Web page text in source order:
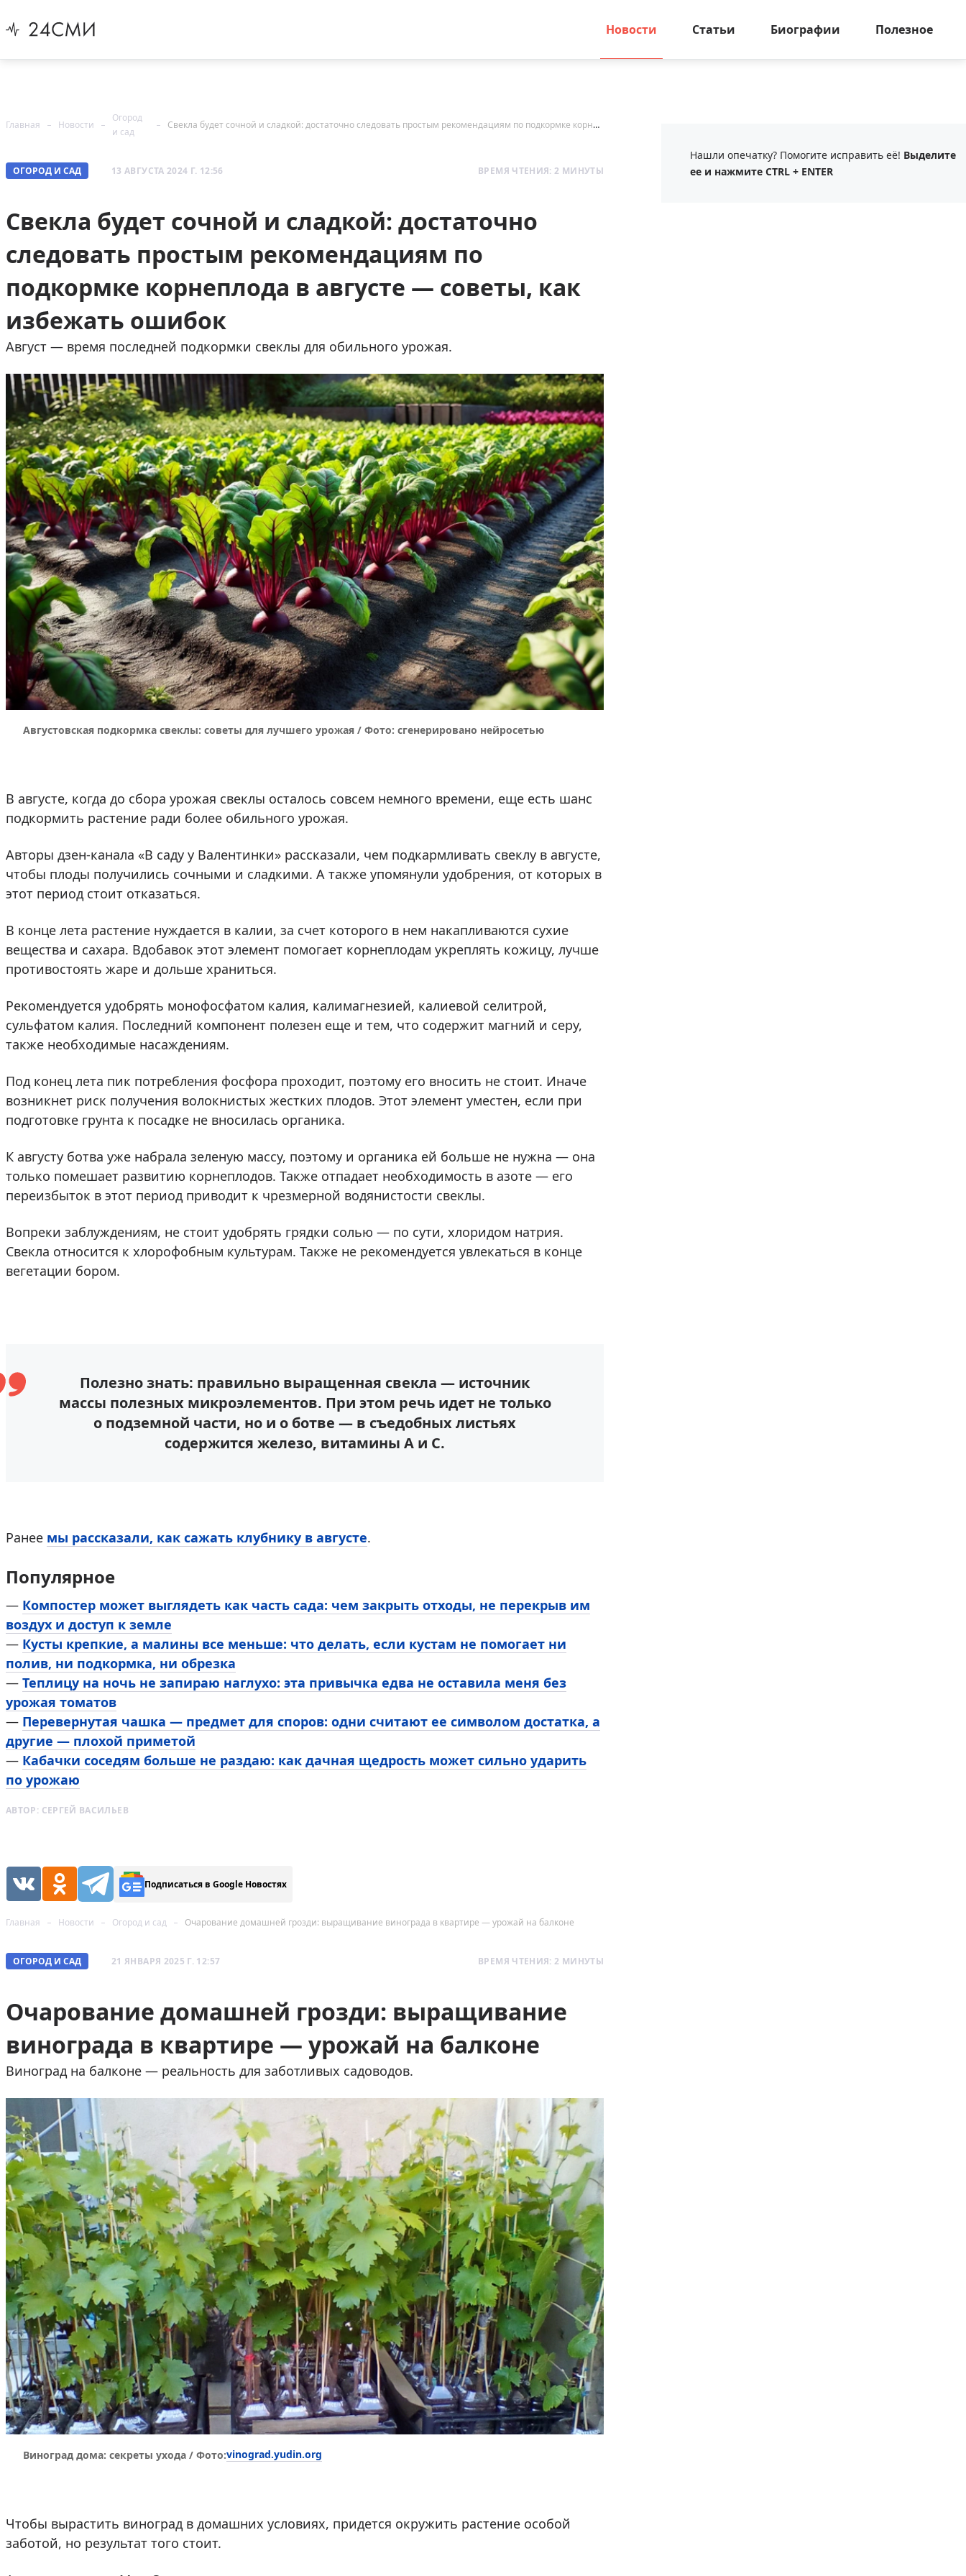
Новости Статьи Биографии Полезное
Главная Новости
Огород
и сад
Свекла будет сочной и сладкой: достаточно следовать простым рекомендациям по подкормке корнеплода в августе — советы, как избежать ошибок
ОГОРОД И САД 13 АВГУСТА 2024 Г. 12:56 ВРЕМЯ ЧТЕНИЯ: 2 МИНУТЫ
Свекла будет сочной и сладкой: достаточно
следовать простым рекомендациям по
подкормке корнеплода в августе — советы, как
избежать ошибок
Август — время последней подкормки свеклы для обильного урожая.
Августовская подкормка свеклы: советы для лучшего урожая / Фото: сгенерировано нейросетью
В августе, когда до сбора урожая свеклы осталось совсем немного времени, еще есть шанс
подкормить растение ради более обильного урожая.
Авторы дзен-канала «В саду у Валентинки» рассказали, чем подкармливать свеклу в августе,
чтобы плоды получились сочными и сладкими. А также упомянули удобрения, от которых в
этот период стоит отказаться.
В конце лета растение нуждается в калии, за счет которого в нем накапливаются сухие
вещества и сахара. Вдобавок этот элемент помогает корнеплодам укреплять кожицу, лучше
противостоять жаре и дольше храниться.
Рекомендуется удобрять монофосфатом калия, калимагнезией, калиевой селитрой,
сульфатом калия. Последний компонент полезен еще и тем, что содержит магний и серу,
также необходимые насаждениям.
Под конец лета пик потребления фосфора проходит, поэтому его вносить не стоит. Иначе
возникнет риск получения волокнистых жестких плодов. Этот элемент уместен, если при
подготовке грунта к посадке не вносилась органика.
К августу ботва уже набрала зеленую массу, поэтому и органика ей больше не нужна — она
только помешает развитию корнеплодов. Также отпадает необходимость в азоте — его
переизбыток в этот период приводит к чрезмерной водянистости свеклы.
Вопреки заблуждениям, не стоит удобрять грядки солью — по сути, хлоридом натрия.
Свекла относится к хлорофобным культурам. Также не рекомендуется увлекаться в конце
вегетации бором.
Полезно знать: правильно выращенная свекла — источник
массы полезных микроэлементов. При этом речь идет не только
о подземной части, но и о ботве — в съедобных листьях
содержится железо, витамины A и C.
Ранее мы рассказали, как сажать клубнику в августе.
Популярное
— Компостер может выглядеть как часть сада: чем закрыть отходы, не перекрыв им
воздух и доступ к земле
— Кусты крепкие, а малины все меньше: что делать, если кустам не помогает ни
полив, ни подкормка, ни обрезка
— Теплицу на ночь не запираю наглухо: эта привычка едва не оставила меня без
урожая томатов
— Перевернутая чашка — предмет для споров: одни считают ее символом достатка, а
другие — плохой приметой
— Кабачки соседям больше не раздаю: как дачная щедрость может сильно ударить
по урожаю
АВТОР: СЕРГЕЙ ВАСИЛЬЕВ
Подписаться в Google Новостях
Главная Новости Огород и сад Очарование домашней грозди: выращивание винограда в квартире — урожай на балконе
ОГОРОД И САД 21 ЯНВАРЯ 2025 Г. 12:57 ВРЕМЯ ЧТЕНИЯ: 2 МИНУТЫ
Очарование домашней грозди: выращивание
винограда в квартире — урожай на балконе
Виноград на балконе — реальность для заботливых садоводов.
Виноград дома: секреты ухода / Фото:vinograd.yudin.org
Чтобы вырастить виноград в домашних условиях, придется окружить растение особой
заботой, но результат того стоит.
Нашли опечатку? Помогите исправить её! Выделите
ее и нажмите CTRL + ENTER